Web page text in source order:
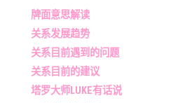
牌面意思解读
关系发展趋势
关系目前遇到的问题
关系目前的建议
塔罗大师LUKE有话说